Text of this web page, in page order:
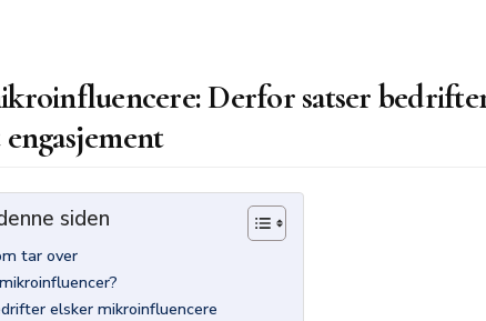
Derfor satser
siden
tar over
elsker mikroinfluencere